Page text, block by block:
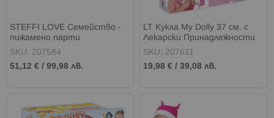
STEFFI LOVE Семейство -
пижамено парти
SKU: 207584
51,12 € / 99,98 лв.
LT Кукла My Dolly 37 см. с
Лекарски Принадлежности
SKU: 207611
19,98 € /39,08 лв.